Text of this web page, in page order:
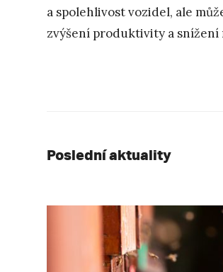
a spolehlivost vozidel, ale
zvýšení produktivity a snížení
Poslední aktuality